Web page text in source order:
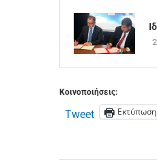
Κοινοποιήσεις:
Tweet Εκτύπωση